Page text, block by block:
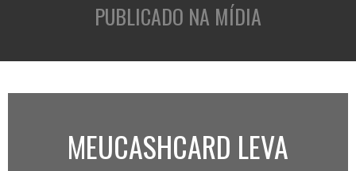
PUBLICADO NA MÍDIA
MEUCASHCARD LEVA